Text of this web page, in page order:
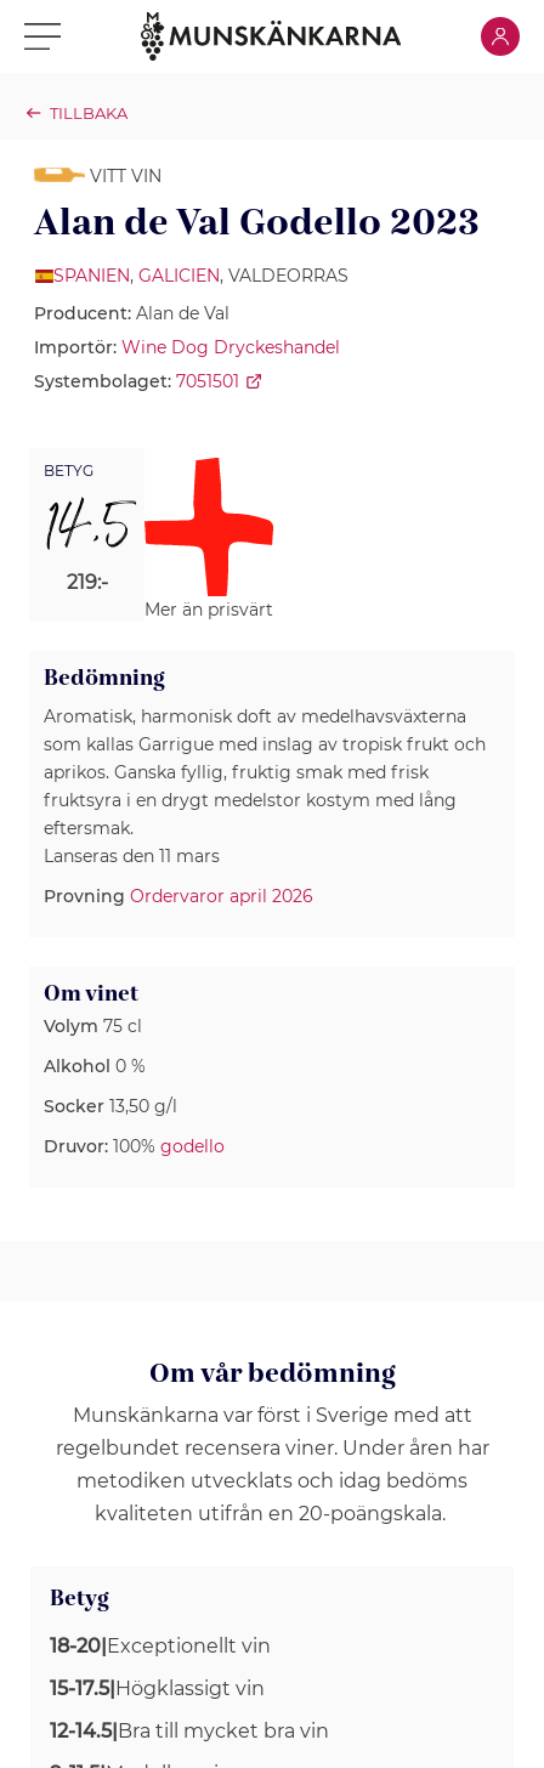
Klicka för meny Klicka
TILLBAKA
VITT VIN
Alan de Val Godello 2023
SPANIEN, GALICIEN, VALDEORRAS
Producent: Alan de Val
Importör: Wine Dog Dryckeshandel
Systembolaget: 7051501
BETYG
14,5
219:-
Mer än prisvärt
Bedömning
Aromatisk, harmonisk doft av medelhavsväxterna
som kallas Garrigue med inslag av tropisk frukt och
aprikos. Ganska fyllig, fruktig smak med frisk
fruktsyra i en drygt medelstor kostym med lång
eftersmak.
Lanseras den 11 mars
Provning Ordervaror april 2026
Om vinet
Volym 75 cl
Alkohol 0 %
Socker 13,50 g/l
Druvor: 100% godello
Om vår bedömning
Munskänkarna var först i Sverige med att
regelbundet recensera viner. Under åren har
metodiken utvecklats och idag bedöms
kvaliteten utifrån en 20-poängskala.
Betyg
18-20|Exceptionellt vin
15-17.5|Högklassigt vin
12-14.5|Bra till mycket bra vin